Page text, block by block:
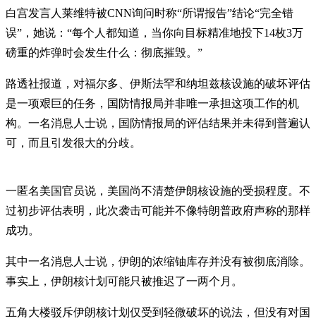
白宫发言人莱维特被CNN询问时称“所谓报告”结论“完全错
误”，她说：“每个人都知道，当你向目标精准地投下14枚3万
磅重的炸弹时会发生什么：彻底摧毁。”
路透社报道，对福尔多、伊斯法罕和纳坦兹核设施的破坏评估
是一项艰巨的任务，国防情报局并非唯一承担这项工作的机
构。一名消息人士说，国防情报局的评估结果并未得到普遍认
可，而且引发很大的分歧。
一匿名美国官员说，美国尚不清楚伊朗核设施的受损程度。不
过初步评估表明，此次袭击可能并不像特朗普政府声称的那样
成功。
其中一名消息人士说，伊朗的浓缩铀库存并没有被彻底消除。
事实上，伊朗核计划可能只被推迟了一两个月。
五角大楼驳斥伊朗核计划仅受到轻微破坏的说法，但没有对国